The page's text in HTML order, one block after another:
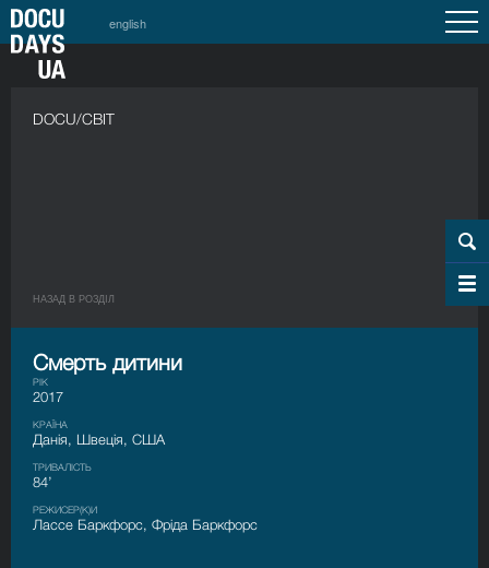
english
DOCU/СВІТ
НАЗАД В РОЗДIЛ
Смерть дитини
РІК
2017
КРАЇНА
Данія, Швеція, США
ТРИВАЛІСТЬ
84’
РЕЖИСЕР(К)И
Лассе Баркфорс, Фріда Баркфорс